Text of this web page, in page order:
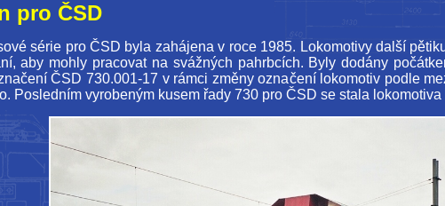
pro ČSD
série pro ČSD byla zahájena v roce 1985. Lokomotivy další
aby mohly pracovat na svážných pahrbcích. Byly dodány
ČSD 730.001-17 v rámci změny označení lokomotiv podle
Posledním vyrobeným kusem řady 730 pro ČSD se stala lokomotiva